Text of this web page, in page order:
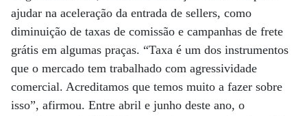
ajudar na aceleração da entrada de sellers, como
diminuição de taxas de comissão e campanhas de frete
grátis em algumas praças. “Taxa é um dos instrumentos
que o mercado tem trabalhado com agressividade
comercial. Acreditamos que temos muito a fazer sobre
isso”, afirmou. Entre abril e junho deste ano, o